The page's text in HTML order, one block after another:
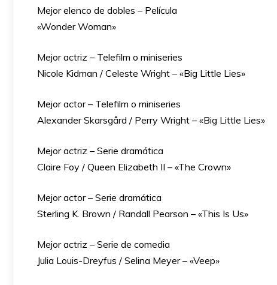
Mejor elenco de dobles – Película
«Wonder Woman»
Mejor actriz – Telefilm o miniseries
Nicole Kidman / Celeste Wright – «Big Little Lies»
Mejor actor – Telefilm o miniseries
Alexander Skarsgård / Perry Wright – «Big Little Lies»
Mejor actriz – Serie dramática
Claire Foy / Queen Elizabeth II – «The Crown»
Mejor actor – Serie dramática
Sterling K. Brown / Randall Pearson – «This Is Us»
Mejor actriz – Serie de comedia
Julia Louis-Dreyfus / Selina Meyer – «Veep»